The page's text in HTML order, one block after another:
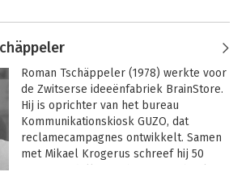
Roman Tschäppeler (1978) werkte voor
de Zwitserse ideeënfabriek BrainStore.
Hij is oprichter van het bureau
Kommunikationskiosk GUZO, dat
reclamecampagnes ontwikkelt. Samen
met Mikael Krogerus schreef hij 50